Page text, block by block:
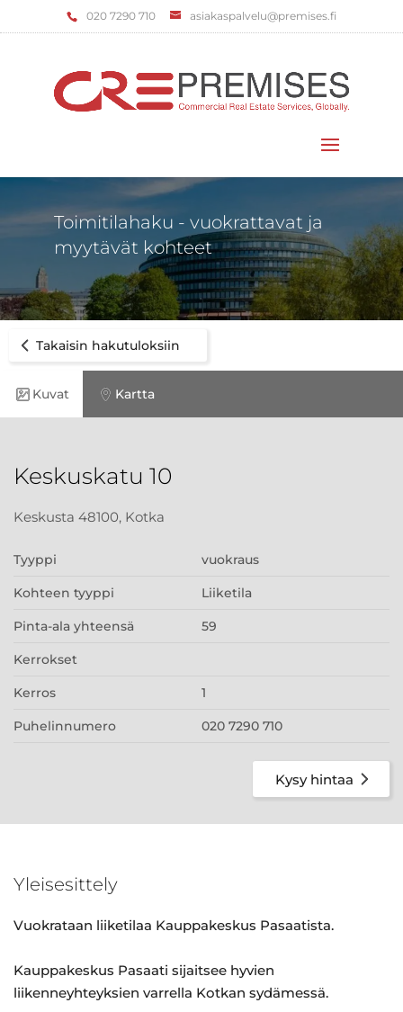
‌020 7290 710 asiakaspalvelu@premises.fi
Toimitilahaku - vuokrattavat ja
myytävät kohteet
Takaisin hakutuloksiin
Kuvat Kartta
Keskuskatu 10
Keskusta 48100, Kotka
Tyyppi vuokraus
Kohteen tyyppi Liiketila
Pinta-ala yhteensä 59
Kerrokset
Kerros 1
Puhelinnumero 020 7290 710
Kysy hintaa
Yleisesittely
Vuokrataan liiketilaa Kauppakeskus Pasaatista.
Kauppakeskus Pasaati sijaitsee hyvien
liikenneyhteyksien varrella Kotkan sydämessä.